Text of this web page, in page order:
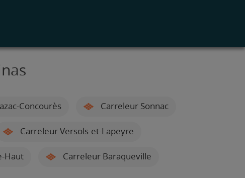
Concourès Carreleur Sonnac
Carreleur Versols-et-Lapeyre
Haut Carreleur Baraqueville